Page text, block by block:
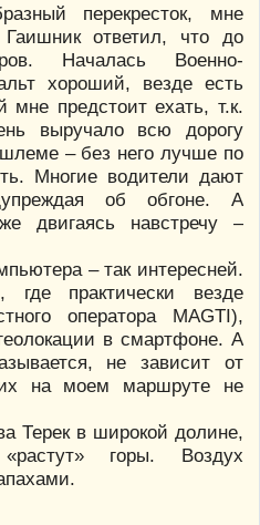
перекресток, мне
ответил, что до
Началась Военно-
хороший, везде есть
мне предстоит ехать, т.к.
выручало всю дорогу
– без него лучше по
Многие водители дают
об обгоне. А
двигаясь навстречу –
– так интересней.
практически везде
оператора MAGTI),
в смартфоне. А
не зависит от
на моем маршруте не
Терек в широкой долине,
горы. Воздух